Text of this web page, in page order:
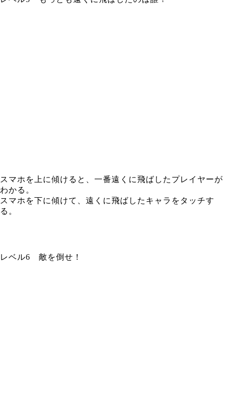
スマホを上に傾けると、一番遠くに飛ばしたプレイヤーが
わかる。
スマホを下に傾けて、遠くに飛ばしたキャラをタッチす
る。
レベル6 敵を倒せ！